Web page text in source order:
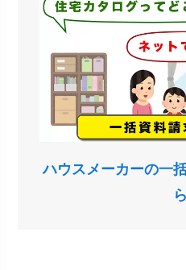
ハウスメーカーの一
ら